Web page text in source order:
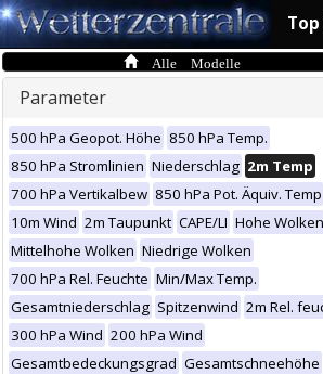
Alle Modelle
Parameter
500 hPa Geopot. Höhe 850 hPa Temp.
850 hPa Stromlinien Niederschlag 2m Temp
700 hPa Vertikalbew 850 hPa Pot. Äquiv. Temp
10m Wind 2m Taupunkt CAPE/LI Hohe Wolken
Mittelhohe Wolken Niedrige Wolken
700 hPa Rel. Feuchte Min/Max Temp.
Gesamtniederschlag Spitzenwind 2m Rel.
300 hPa Wind 200 hPa Wind
Gesamtbedeckungsgrad Gesamtschneehöhe